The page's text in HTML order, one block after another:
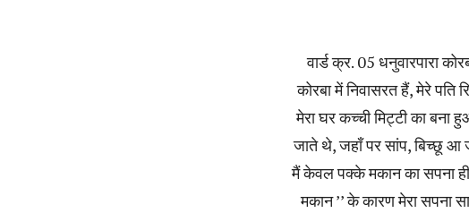
वार्ड क्र. 05 धनुवारपारा
कोरबा में निवासरत हैं, मेरे पति
मेरा घर कच्ची मिट्टी का बना
जाते थे, जहॉं पर सांप, बिच्छू आ
मैं केवल पक्के मकान का सपना
मकान ’’ के कारण मेरा सपना